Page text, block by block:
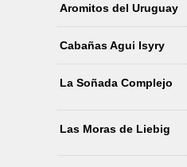
Aromitos del Uruguay
Cabañas Agui Isyry
La Soñada Complejo
Las Moras de Liebig